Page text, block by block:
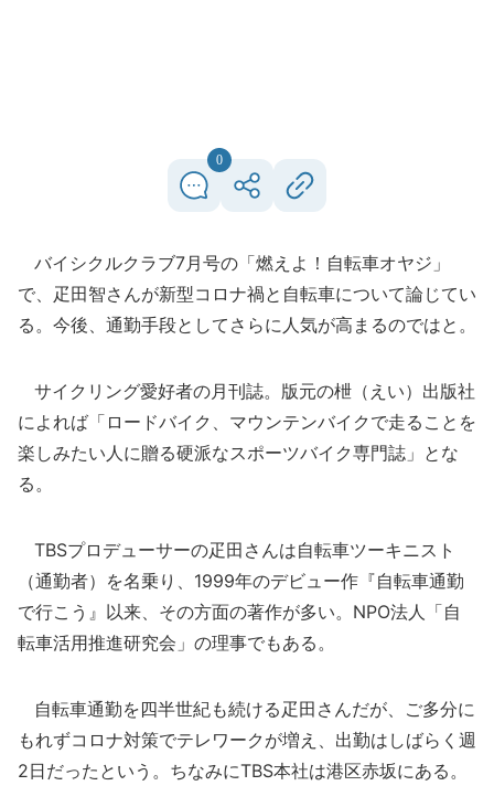
0
バイシクルクラブ7月号の「燃えよ！自転車オヤジ」
で、疋田智さんが新型コロナ禍と自転車について論じてい
る。今後、通勤手段としてさらに人気が高まるのではと。
サイクリング愛好者の月刊誌。版元の枻（えい）出版社
によれば「ロードバイク、マウンテンバイクで走ることを
楽しみたい人に贈る硬派なスポーツバイク専門誌」とな
る。
TBSプロデューサーの疋田さんは自転車ツーキニスト
（通勤者）を名乗り、1999年のデビュー作『自転車通勤
で行こう』以来、その方面の著作が多い。NPO法人「自
転車活用推進研究会」の理事でもある。
自転車通勤を四半世紀も続ける疋田さんだが、ご多分に
もれずコロナ対策でテレワークが増え、出勤はしばらく週
2日だったという。ちなみにTBS本社は港区赤坂にある。